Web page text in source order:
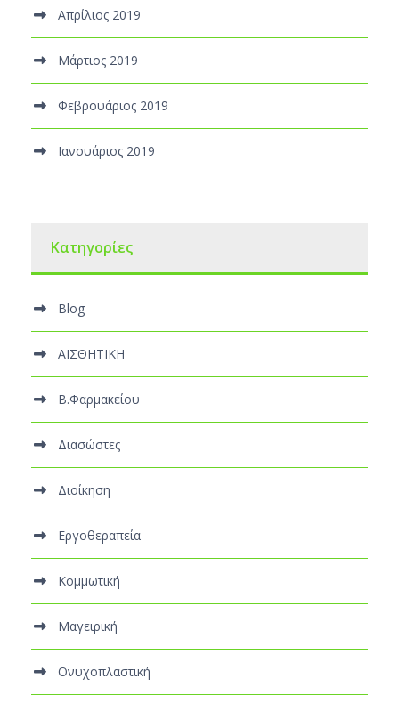
Απρίλιος 2019
Μάρτιος 2019
Φεβρουάριος 2019
Ιανουάριος 2019
Kατηγορίες
Blog
ΑΙΣΘΗΤΙΚΗ
Β.Φαρμακείου
Διασώστες
Διοίκηση
Εργοθεραπεία
Κομμωτική
Μαγειρική
Ονυχοπλαστική